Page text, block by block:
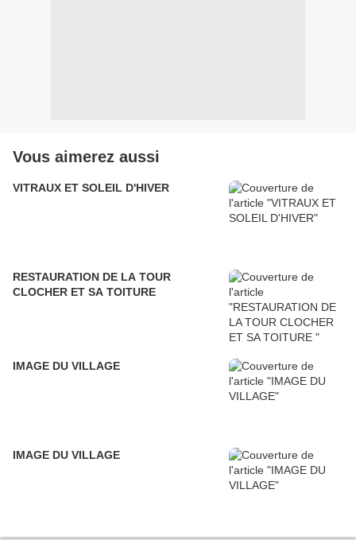
Vous aimerez aussi
VITRAUX ET SOLEIL D'HIVER
RESTAURATION DE LA TOUR
CLOCHER ET SA TOITURE
IMAGE DU VILLAGE
IMAGE DU VILLAGE